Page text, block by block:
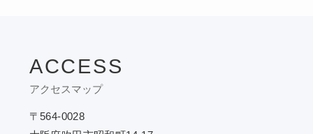
ACCESS
アクセスマップ
〒564-0028